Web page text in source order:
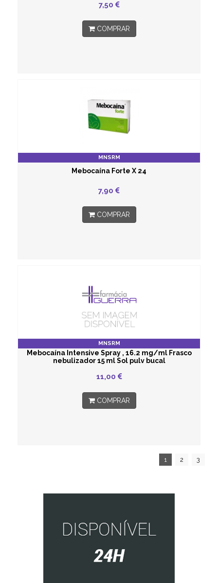
7,50
COMPRAR
MNSRM
Mebocaína Forte X 24
7,90
COMPRAR
MNSRM
Mebocaína Intensive Spray , 16.2 mg/ml Frasco
nebulizador 15 ml Sol pulv bucal
11,00
COMPRAR
1 2 3